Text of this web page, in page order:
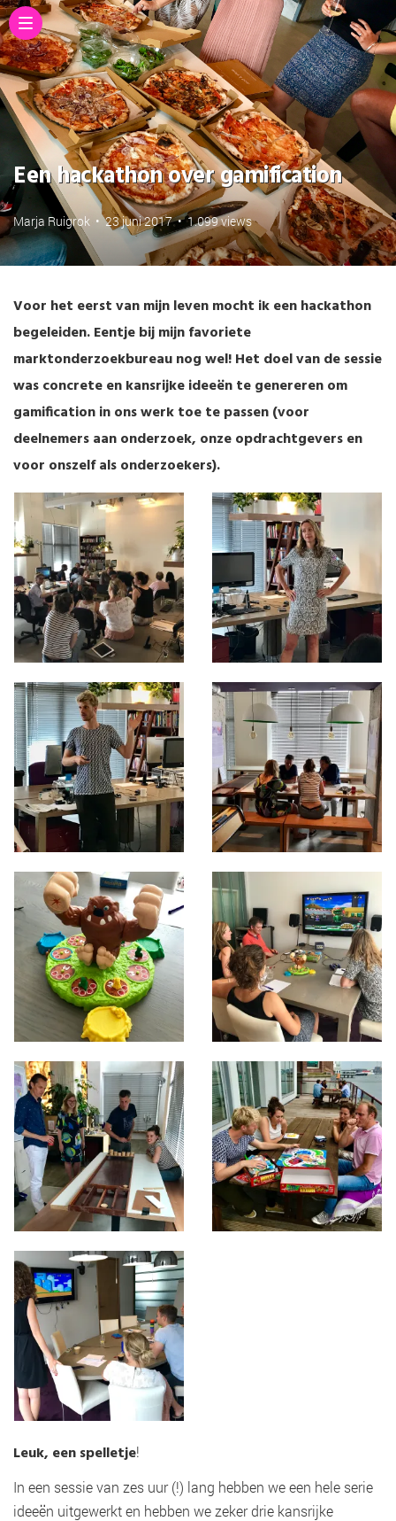
Een hackathon over gamification
Marja Ruigrok • 23 juni 2017 •1.099 views
Voor het eerst van mijn leven mocht ik een hackathon
begeleiden. Eentje bij mijn favoriete
marktonderzoekbureau nog wel! Het doel van de sessie
was concrete en kansrijke ideeën te genereren om
gamification in ons werk toe te passen (voor
deelnemers aan onderzoek, onze opdrachtgevers en
voor onszelf als onderzoekers).
Leuk, een spelletje!
In een sessie van zes uur (!) lang hebben we een hele serie
ideeën uitgewerkt en hebben we zeker drie kansrijke